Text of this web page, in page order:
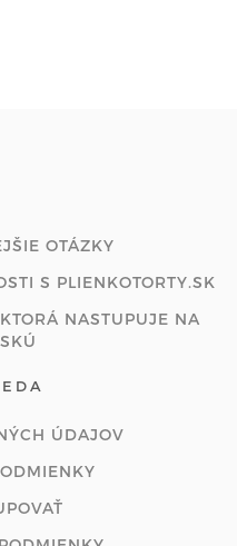
OTÁZKY
S PLIENKOTORTY.SK
NASTUPUJE NA
ÚDAJOV